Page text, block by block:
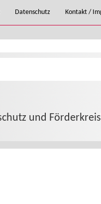
Datenschutz Kontakt /
und